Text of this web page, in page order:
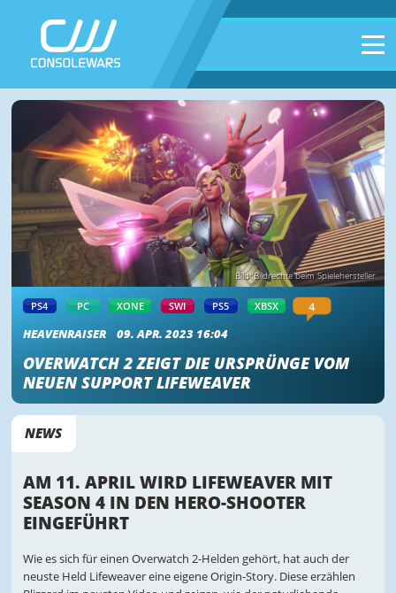
Bild: Bildrechte beim Spielehersteller
PS4 PC XONE SWI PS5 XBSX 4
HEAVENRAISER 09. APR. 2023 16:04
OVERWATCH 2 ZEIGT DIE URSPRÜNGE VOM
NEUEN SUPPORT LIFEWEAVER
NEWS
AM 11. APRIL WIRD LIFEWEAVER MIT
SEASON 4 IN DEN HERO-SHOOTER
EINGEFÜHRT
Wie es sich für einen Overwatch 2-Helden gehört, hat auch der
neuste Held Lifeweaver eine eigene Origin-Story. Diese erzählen